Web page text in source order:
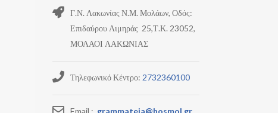
Γ.Ν. Λακωνίας Ν.Μ. Μολάων, Οδός:
Επιδαύρου Λιμηράς 25,Τ.Κ. 23052,
ΜΟΛΑΟΙ ΛΑΚΩΝΙΑΣ
Τηλεφωνικό Κέντρο: 2732360100
Email : grammateia@hosmol.gr